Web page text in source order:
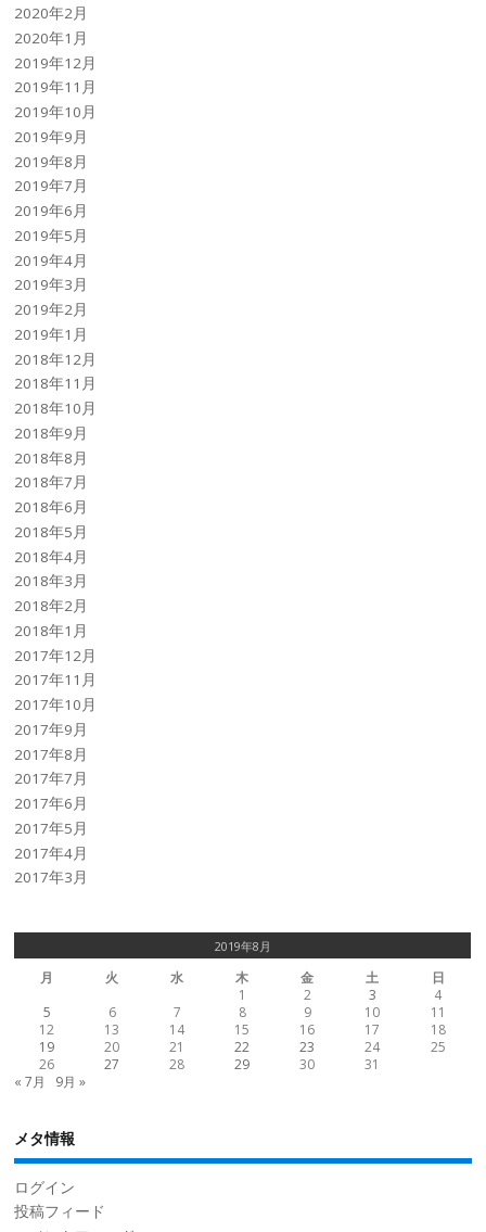
2020年2月
2020年1月
2019年12月
2019年11月
2019年10月
2019年9月
2019年8月
2019年7月
2019年6月
2019年5月
2019年4月
2019年3月
2019年2月
2019年1月
2018年12月
2018年11月
2018年10月
2018年9月
2018年8月
2018年7月
2018年6月
2018年5月
2018年4月
2018年3月
2018年2月
2018年1月
2017年12月
2017年11月
2017年10月
2017年9月
2017年8月
2017年7月
2017年6月
2017年5月
2017年4月
2017年3月
2019年8月
月 火 水 木 金 土
日
1
2 3
4
5
6 7 8 9 10
11
12
13 14 15 16 17
18
19
20 21 22 23 24
25
26
27 28 29 30
31
« 7月
9月 »
メタ情報
ログイン
投稿フィード